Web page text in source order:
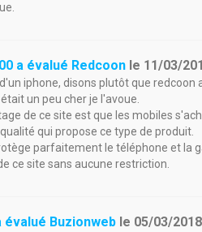
a évalué Redcoon le 11/03/
iphone, disons plutôt que
un peu cher je l'avoue.
de ce site est que les mobiles
qui propose ce type de produit.
parfaitement le téléphone et la
ce site sans aucune restriction.
évalué Buzionweb le 05/03/2018